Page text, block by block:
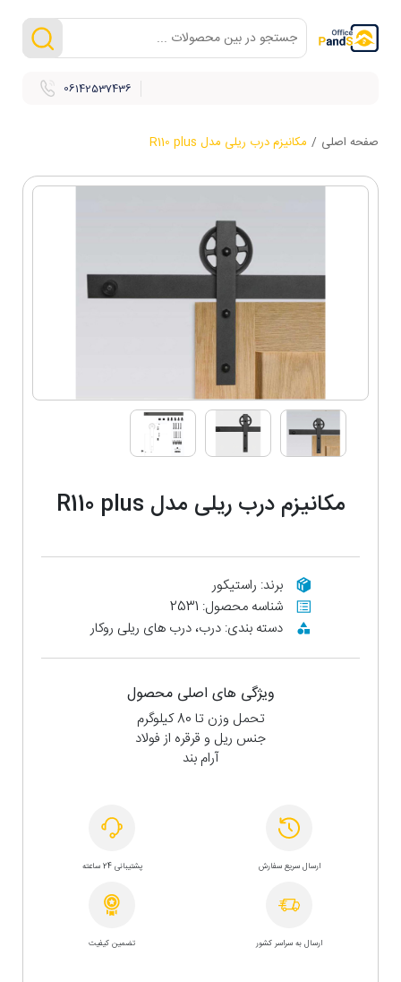
06142537436
صفحه اصلی / مکانیزم درب ریلی مدل R110 plus
مکانیزم درب ریلی مدل R110 plus
برند: راستیکور
شناسه محصول: 2531
دسته بندی: درب، درب های ریلی روکار
ویژگی های اصلی محصول
تحمل وزن تا 80 کیلوگرم
جنس ریل و قرقره از فولاد
آرام بند
ارسال سریع سفارش پشتیبانی 24 ساعته
ارسال به سراسر کشور تضمین کیفیت